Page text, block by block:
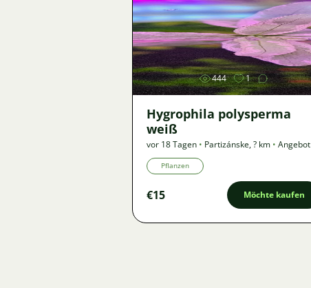
Bild
444 1
Hygrophila polysperma
weiß
vor 18 Tagen • Partizánske,? km • Angebot
Pflanzen
€15 Möchte kaufen